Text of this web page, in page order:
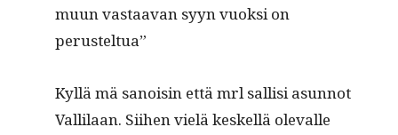
muun vas­taa­van syyn vuok­si on
perusteltua”
Kyl­lä mä sanois­in että mrl sal­lisi asun­not
Vallilaan. Siihen vielä keskel­lä ole­valle